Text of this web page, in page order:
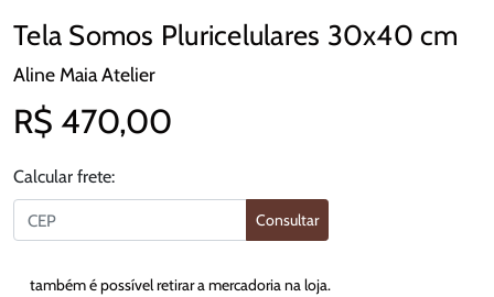
Tela Somos Pluricelulares 30x40 cm
Aline Maia Atelier
R$ 470,00
Calcular frete:
Consultar
também é possível retirar a mercadoria na loja.